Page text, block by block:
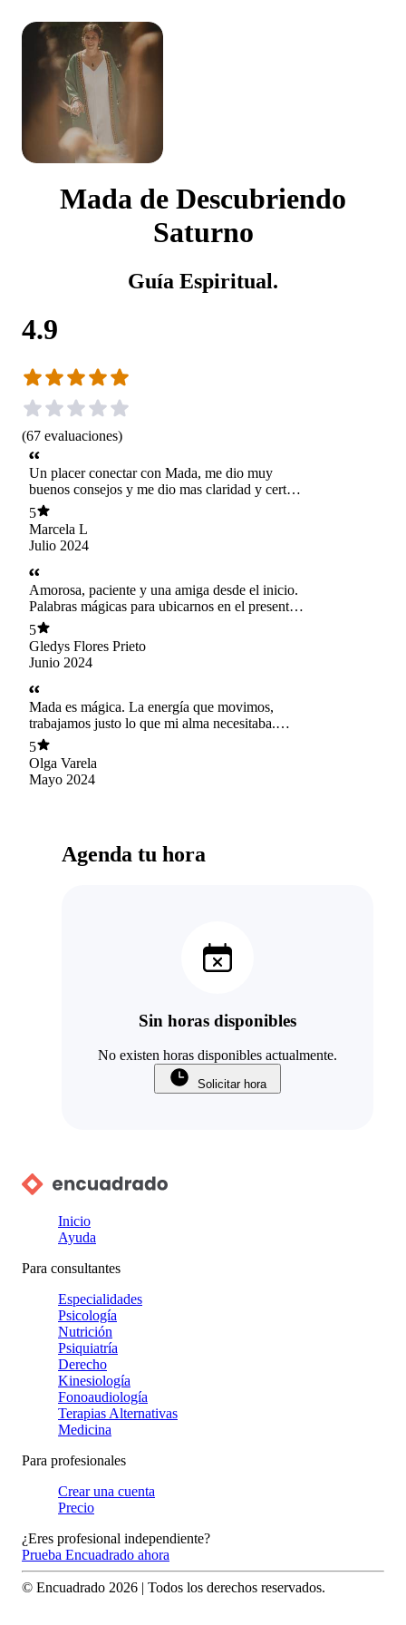
Mada de Descubriendo
Saturno
Guía Espiritual.
4.9
(67 evaluaciones)
Un placer conectar con Mada, me dio muy
buenos consejos y me dio mas claridad y certeza
en mi camino.❤️
5
Marcela L
Julio 2024
Amorosa, paciente y una amiga desde el inicio.
Palabras mágicas para ubicarnos en el presente.
Gracias, gracias, gracias
5
Gledys Flores Prieto
Junio 2024
Mada es mágica. La energía que movimos,
trabajamos justo lo que mi alma necesitaba.
Agradecida de tenerla en mi vida
5
Olga Varela
Mayo 2024
Agenda tu hora
Sin horas disponibles
No existen horas disponibles actualmente.
Solicitar hora
Inicio
Ayuda
Para consultantes
Especialidades
Psicología
Nutrición
Psiquiatría
Derecho
Kinesiología
Fonoaudiología
Terapias Alternativas
Medicina
Para profesionales
Crear una cuenta
Precio
¿Eres profesional independiente?
Prueba Encuadrado ahora
© Encuadrado 2026 | Todos los derechos reservados.